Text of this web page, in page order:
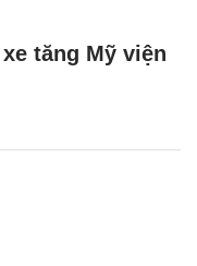
tăng Mỹ viện